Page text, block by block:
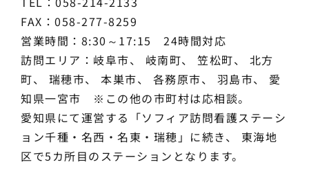
FAX：058-277-8259
営業時間：8:30～17:15 24時間対応
訪問エリア：岐阜市、 岐南町、 笠松町、 北方
町、 瑞穂市、 本巣市、 各務原市、 羽島市、 愛
知県一宮市 ※この他の市町村は応相談。
愛知県にて運営する「ソフィア訪問看護ステーシ
ョン千種・名西・名東・瑞穂」に続き、 東海地
区で5カ所目のステーションとなります。